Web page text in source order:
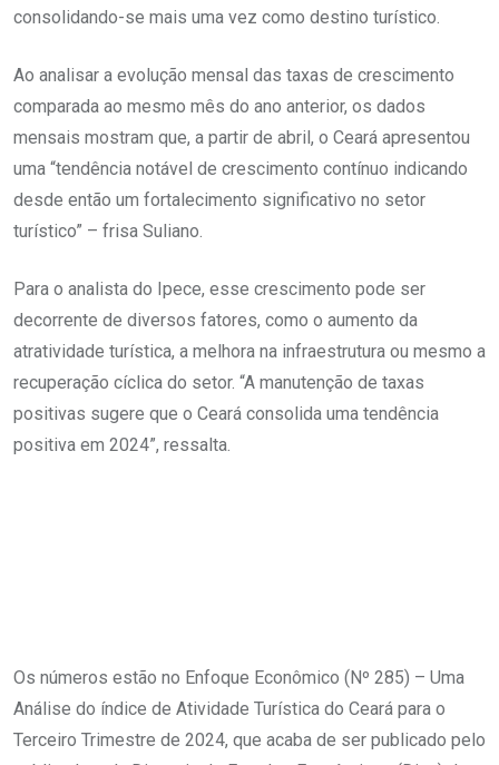
consolidando-se mais uma vez como destino turístico.
Ao analisar a evolução mensal das taxas de crescimento
comparada ao mesmo mês do ano anterior, os dados
mensais mostram que, a partir de abril, o Ceará apresentou
uma “tendência notável de crescimento contínuo indicando
desde então um fortalecimento significativo no setor
turístico” – frisa Suliano.
Para o analista do Ipece, esse crescimento pode ser
decorrente de diversos fatores, como o aumento da
atratividade turística, a melhora na infraestrutura ou mesmo a
recuperação cíclica do setor. “A manutenção de taxas
positivas sugere que o Ceará consolida uma tendência
positiva em 2024”, ressalta.
Os números estão no Enfoque Econômico (Nº 285) – Uma
Análise do índice de Atividade Turística do Ceará para o
Terceiro Trimestre de 2024, que acaba de ser publicado pelo